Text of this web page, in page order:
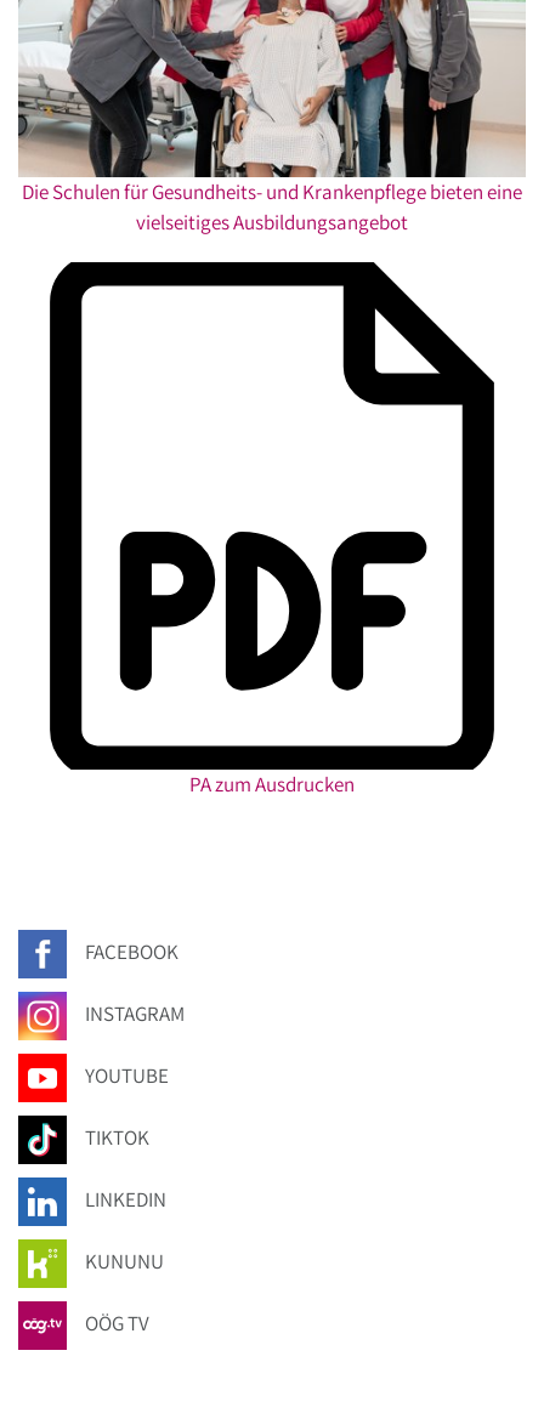
Die Schulen für Gesundheits- und Krankenpflege bieten eine
vielseitiges Ausbildungsangebot
PA zum Ausdrucken
FACEBOOK
INSTAGRAM
YOUTUBE
TIKTOK
LINKEDIN
KUNUNU
OÖG TV